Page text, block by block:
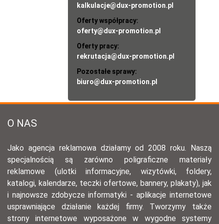
kalkulacje@dux-promotion.pl
Oferty współpracy:
oferty@dux-promotion.pl
Oferty pracy:
rekrutacja@dux-promotion.pl
Pozostałe sprawy:
biuro@dux-promotion.pl
O NAS
Jako agencja reklamowa działamy od 2008 roku. Naszą
specjalnością są zarówno poligraficzne materiały
reklamowe (ulotki informacyjne, wizytówki, foldery,
katalogi, kalendarze, teczki ofertowe, bannery, plakaty), jak
i najnowsze zdobycze informatyki - aplikacje internetowe
usprawniające działanie każdej firmy. Tworzymy także
strony internetowe wyposażone w wygodne systemy